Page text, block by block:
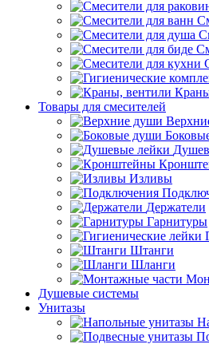
Товары для смесителей
Изливы
Держатели
Гарнитуры
Штанги
Шланги
Душевые системы
Унитазы